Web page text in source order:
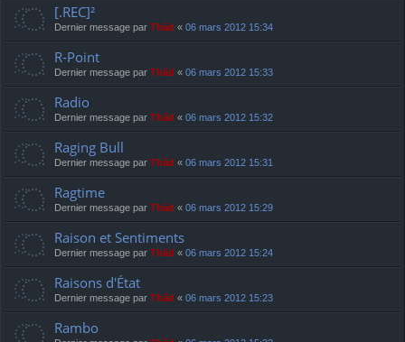
[.REC]²
Dernier message par Thãd « 06 mars 2012 15:34
R-Point
Dernier message par Thãd « 06 mars 2012 15:33
Radio
Dernier message par Thãd « 06 mars 2012 15:32
Raging Bull
Dernier message par Thãd « 06 mars 2012 15:31
Ragtime
Dernier message par Thãd « 06 mars 2012 15:29
Raison et Sentiments
Dernier message par Thãd « 06 mars 2012 15:24
Raisons d'État
Dernier message par Thãd « 06 mars 2012 15:23
Rambo